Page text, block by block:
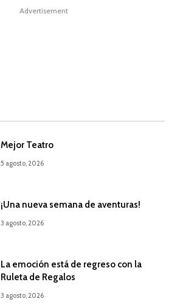
Advertisement
Mejor Teatro
5 agosto, 2026
¡Una nueva semana de aventuras!
3 agosto, 2026
La emoción está de regreso con la
Ruleta de Regalos
3 agosto, 2026